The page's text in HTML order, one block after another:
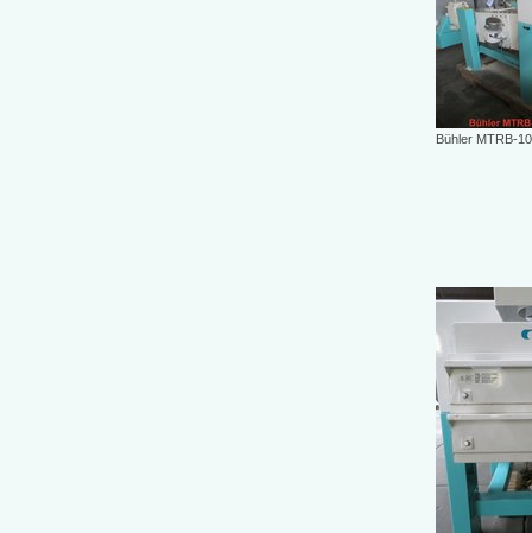
Bühler MTRB-